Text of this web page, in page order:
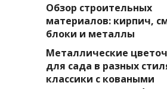
Обзор строительных
материалов: кирпич,
блоки и металлы
Металлические
для сада в разных
классики с коваными